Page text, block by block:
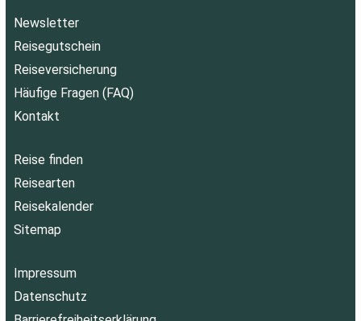
Newsletter
Reisegutschein
Reiseversicherung
Häufige Fragen (FAQ)
Kontakt
Reise finden
Reisearten
Reisekalender
Sitemap
Impressum
Datenschutz